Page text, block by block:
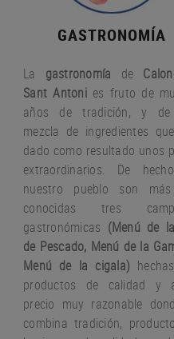
GASTRONOMÍA
La gastronomía de
Sant Antoni es fruto de
años
de tradición, y
mezcla de ingredientes
dado como resultado unos
extraordinarios.
De hecho
nuestro
pueblo
son
conocidas
tres
gastronómicas (Menú de
de Pescado, Menú de la
Menú de la cigala)
productos
de calidad y
precio muy razonable
combina tradición,